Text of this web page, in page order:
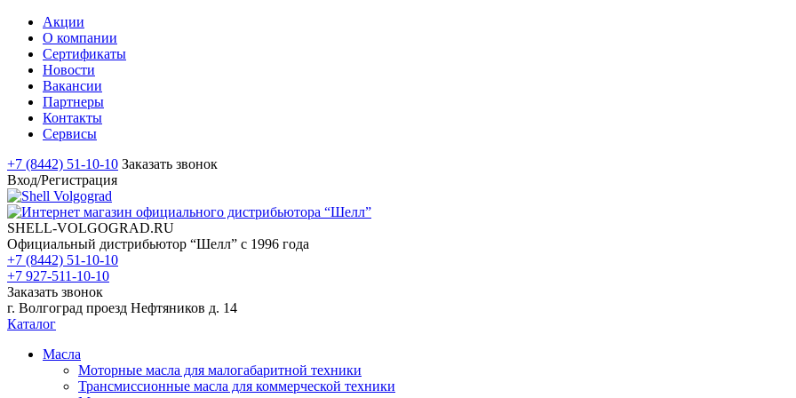
Акции
О компании
Сертификаты
Новости
Вакансии
Партнеры
Контакты
Сервисы
+7 (8442) 51-10-10 Заказать звонок
Вход/Регистрация
SHELL-VOLGOGRAD.RU
Официальный дистрибьютор “Шелл” с 1996 года
+7 (8442) 51-10-10
+7 927-511-10-10
Заказать звонок
г. Волгоград проезд Нефтяников д. 14
Каталог
Масла
Моторные масла для малогабаритной техники
Трансмиссионные масла для коммерческой техники